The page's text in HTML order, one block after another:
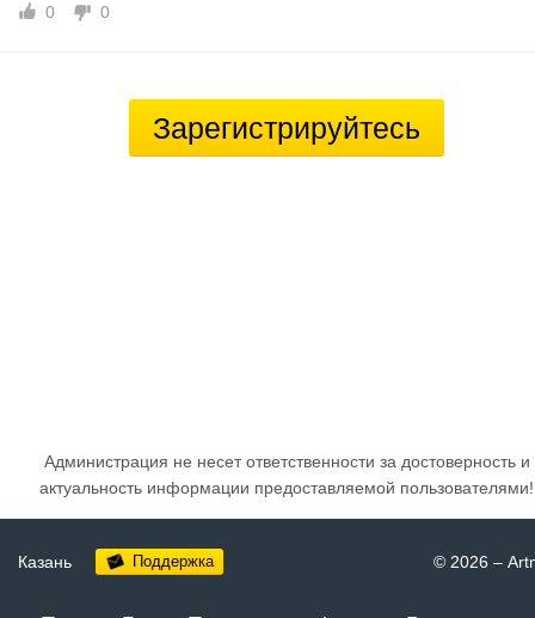
0 0
Зарегистрируйтесь
Администрация не несет ответственности за достоверность и
актуальность информации предоставляемой пользователями!
Казань Поддержка © 2026 –